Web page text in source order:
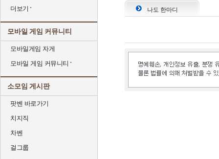
더보기
모바일 게임 커뮤니티
모바일게임 자게
모바일 게임 커뮤니티
소모임 게시판
팟벤 바로가기
치지직
차벤
걸그룹
나도 한마디